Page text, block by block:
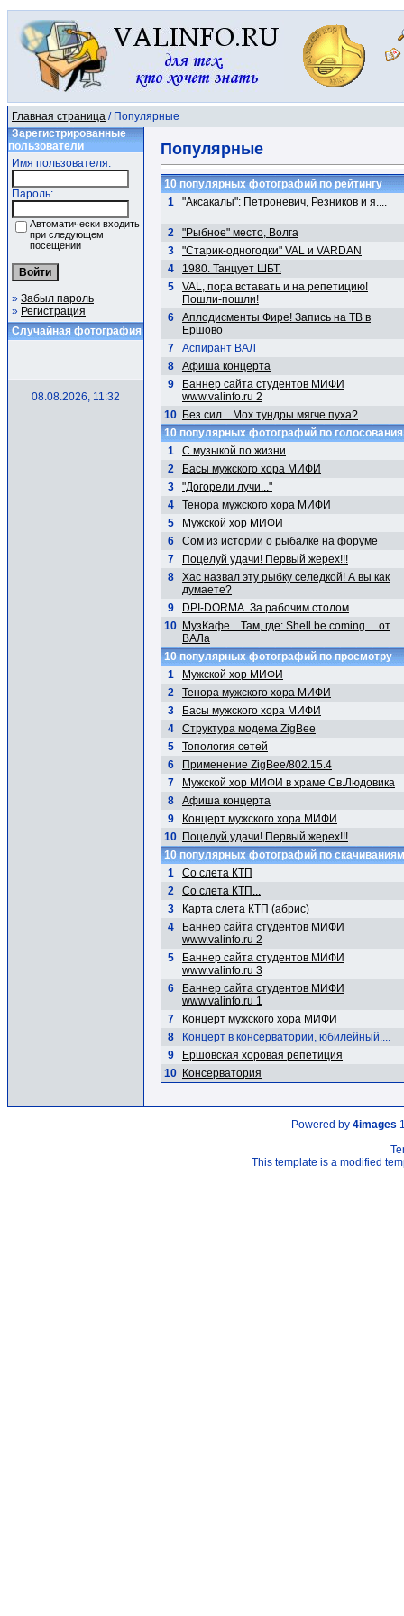
Главная страница / Популярные
Зарегистрированные
пользователи
Имя пользователя:
Пароль:
Автоматически входить
при следующем
посещении
» Забыл пароль
» Регистрация
Случайная фотография
08.08.2026, 11:32
Популярные
10 популярных фотографий по рейтингу
1
"Аксакалы": Петроневич, Резников и я....
2
"Рыбное" место, Волга
3
"Старик-одногодки" VAL и VARDAN
4
1980. Танцует ШБТ.
5
VAL, пора вставать и на репетицию!
Пошли-пошли!
6
Аплодисменты Фире! Запись на ТВ в
Ершово
7
Аспирант ВАЛ
8
Афиша концерта
9
Баннер сайта студентов МИФИ
www.valinfo.ru 2
10 Без сил... Мох тундры мягче пуха?
10 популярных фотографий по
1
С музыкой по жизни
2
Басы мужского хора МИФИ
3
"Догорели лучи..."
4
Тенора мужского хора МИФИ
5
Мужской хор МИФИ
6
Сом из истории о рыбалке на форуме
7
Поцелуй удачи! Первый жерех!!!
8
Хас назвал эту рыбку селедкой! А вы как
думаете?
9
DPI-DORMA. За рабочим столом
10 МузКафе... Там, где: Shell be coming ... от
ВАЛа
10 популярных фотографий по просмотру
1
Мужской хор МИФИ
2
Тенора мужского хора МИФИ
3
Басы мужского хора МИФИ
4
Структура модема ZigBee
5
Топология сетей
6
Применение ZigBee/802.15.4
7
Мужской хор МИФИ в храме Св.Людовика
8
Афиша концерта
9
Концерт мужского хора МИФИ
10 Поцелуй удачи! Первый жерех!!!
10 популярных фотографий по скачиваниям
1
Со слета КТП
2
Со слета КТП...
3
Карта слета КТП (абрис)
4
Баннер сайта студентов МИФИ
www.valinfo.ru 2
5
Баннер сайта студентов МИФИ
www.valinfo.ru 3
6
Баннер сайта студентов МИФИ
www.valinfo.ru 1
7
Концерт мужского хора МИФИ
8
Концерт в консерватории, юбилейный....
9
Ершовская хоровая репетиция
10 Консерватория
Powered by 4images
This template is a modified